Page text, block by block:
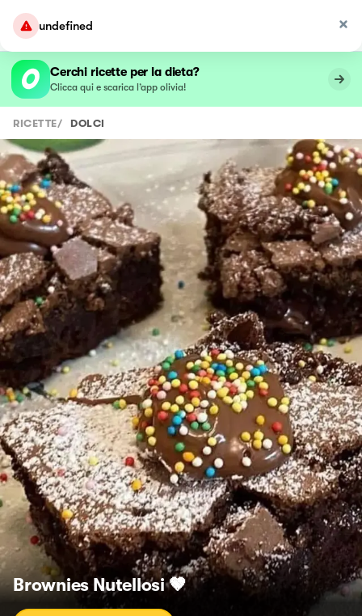
undefined
Cerchi ricette per la dieta?
Clicca qui e scarica l’app olivia!
RICETTE/ DOLCI
Brownies Nutellosi 🤎